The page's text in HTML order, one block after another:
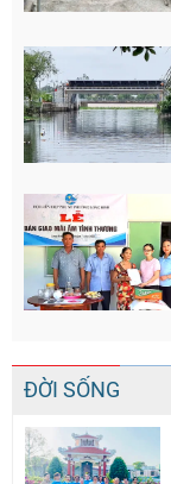
ĐỜI SỐNG